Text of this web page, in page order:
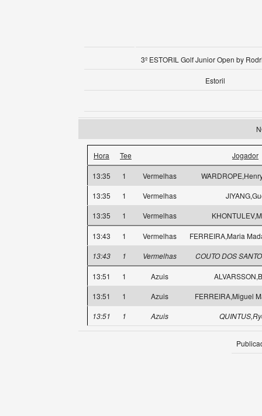
3º ESTORIL Golf Junior Open by
Estoril
Hora Tee Jogador
13:35 1 Vermelhas
13:35
1 Vermelhas
13:35
1 Vermelhas
13:43 1 Vermelhas
FERREIRA,Maria
13:43
1 Vermelhas COUTO DOS
13:51 1 Azuis
13:51
1 Azuis
FERREIRA,Miguel
13:51
1 Azuis